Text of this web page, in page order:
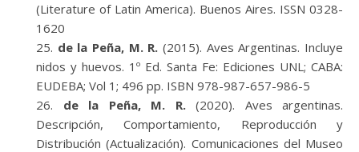
(Literature of Latin America). Buenos Aires. ISSN 0328-
1620
de la Peña, M. R. (2015). Aves Argentinas. Incluye
nidos y huevos. 1º Ed. Santa Fe: Ediciones UNL; CABA:
EUDEBA; Vol 1; 496 pp. ISBN 978-987-657-986-5
de la Peña, M. R.(2020). Aves argentinas.
Descripción, Comportamiento, Reproducción y
Distribución (Actualización). Comunicaciones del Museo